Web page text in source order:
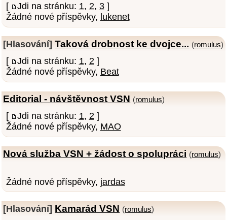
[ Jdi na stránku: 1, 2, 3]
Žádné nové příspěvky, lukenet
[Hlasování] Taková drobnost ke dvojce... (romulus)
[ Jdi na stránku: 1, 2]
Žádné nové příspěvky, Beat
Editorial - návštěvnost VSN (romulus)
[ Jdi na stránku: 1, 2]
Žádné nové příspěvky, MAO
Nová služba VSN + žádost o spolupráci (romulus)
Žádné nové příspěvky, jardas
[Hlasování] Kamarád VSN (romulus)